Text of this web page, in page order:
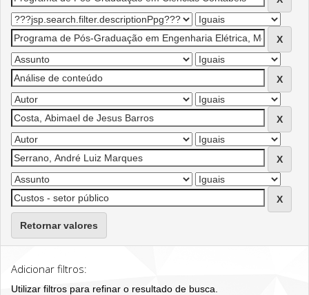
Retornar valores
Adicionar filtros:
Utilizar filtros para refinar o resultado de busca.